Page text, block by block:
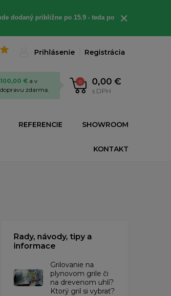
dodaný približne po 15.9 - teda po
×
Prihlásenie Registrácia
0 0,00 €
s DPH
100,00 € a v
zdarma.
REFERENCIE SHOWROOM
KONTAKT
Rady, návody, tipy a
informace
Grilovanie na
plynovom grile či
na drevenom uhlí?
Ktorý gril si vybrať?